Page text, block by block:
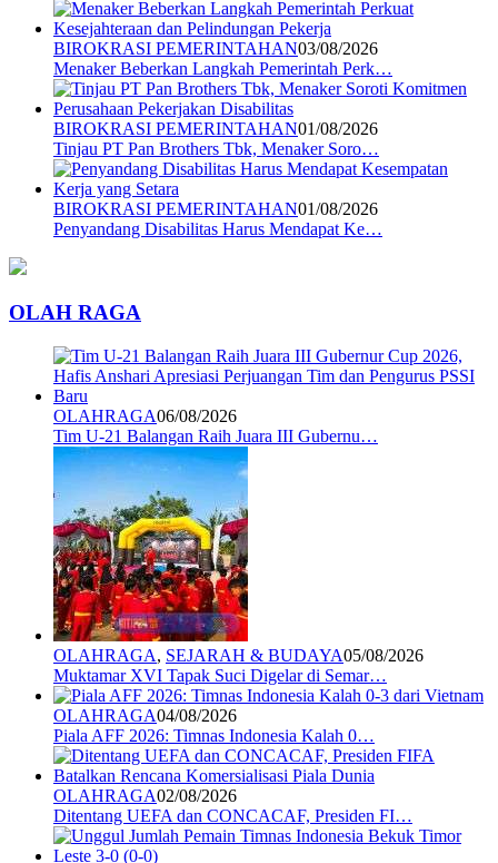
BIROKRASI PEMERINTAHAN03/08/2026
Menaker Beberkan Langkah Pemerintah Perk…
BIROKRASI PEMERINTAHAN01/08/2026
Tinjau PT Pan Brothers Tbk, Menaker Soro…
BIROKRASI PEMERINTAHAN01/08/2026
Penyandang Disabilitas Harus Mendapat Ke…
OLAH RAGA
OLAHRAGA06/08/2026
Tim U-21 Balangan Raih Juara III Gubernu…
OLAHRAGA, SEJARAH & BUDAYA05/08/2026
Muktamar XVI Tapak Suci Digelar di Semar…
OLAHRAGA04/08/2026
Piala AFF 2026: Timnas Indonesia Kalah 0…
OLAHRAGA02/08/2026
Ditentang UEFA dan CONCACAF, Presiden FI…